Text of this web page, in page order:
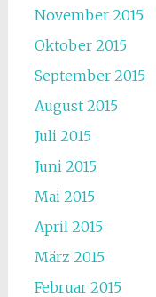
November 2015
Oktober 2015
September 2015
August 2015
Juli 2015
Juni 2015
Mai 2015
April 2015
März 2015
Februar 2015